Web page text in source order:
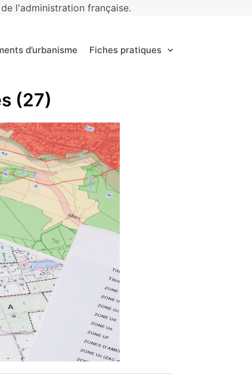
l'administration française.
d’urbanisme Fiches pratiques
(27)